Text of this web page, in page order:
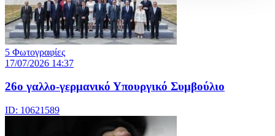
5 Φωτογραφίες
17/07/2026 14:37
26ο γαλλο-γερμανικό Υπουργικό Συμβούλιο
ID: 10621589